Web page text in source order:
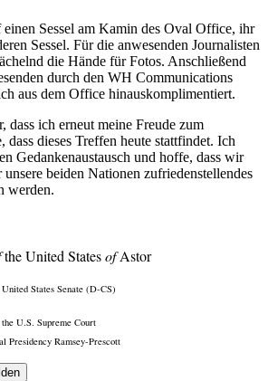
einen Sessel am Kamin des Oval Office, ihr
Sessel. Für die anwesenden Journalisten
die Hände für Fotos. Anschließend
durch den WH Communications
aus dem Office hinauskomplimentiert.
dass ich erneut meine Freude zum
dass dieses Treffen heute stattfindet. Ich
Gedankenaustausch und hoffe, dass wir
beiden Nationen zufriedenstellendes
werden.
the United StatesofAstor
States Senate (D-CS)
U.S. Supreme Court
Presidency Ramsey-Prescott